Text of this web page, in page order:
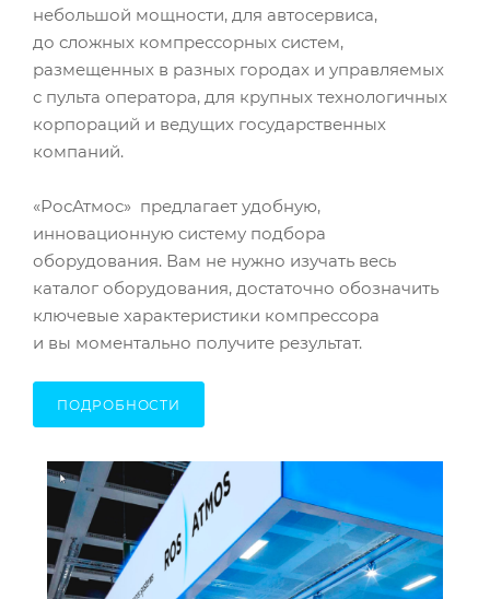
небольшой мощности, для автосервиса,
до сложных компрессорных систем,
размещенных в разных городах и управляемых
с пульта оператора, для крупных технологичных
корпораций и ведущих государственных
компаний.
«РосАтмос» предлагает удобную,
инновационную систему подбора
оборудования. Вам не нужно изучать весь
каталог оборудования, достаточно обозначить
ключевые характеристики компрессора
и вы моментально получите результат.
ПОДРОБНОСТИ